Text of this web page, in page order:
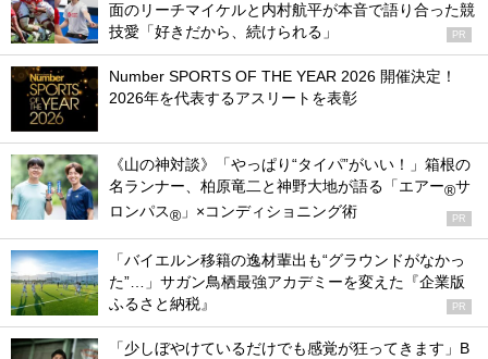
面のリーチマイケルと内村航平が本音で語り合った競
技愛「好きだから、続けられる」
PR
Number SPORTS OF THE YEAR 2026 開催決定！
2026年を代表するアスリートを表彰
《山の神対談》「やっぱり“タイパ”がいい！」箱根の
名ランナー、柏原竜二と神野大地が語る「エアー®サ
ロンパス® 」×コンディショニング術 PR
「バイエルン移籍の逸材輩出も“グラウンドがなかっ
た”…」サガン鳥栖最強アカデミーを変えた『企業版
ふるさと納税』
PR
「少しぼやけているだけでも感覚が狂ってきます」B